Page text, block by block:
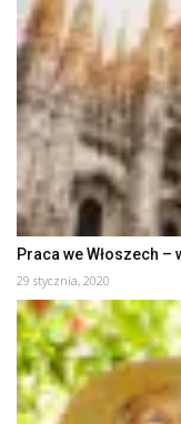
Praca we Włoszech
29 stycznia, 2020